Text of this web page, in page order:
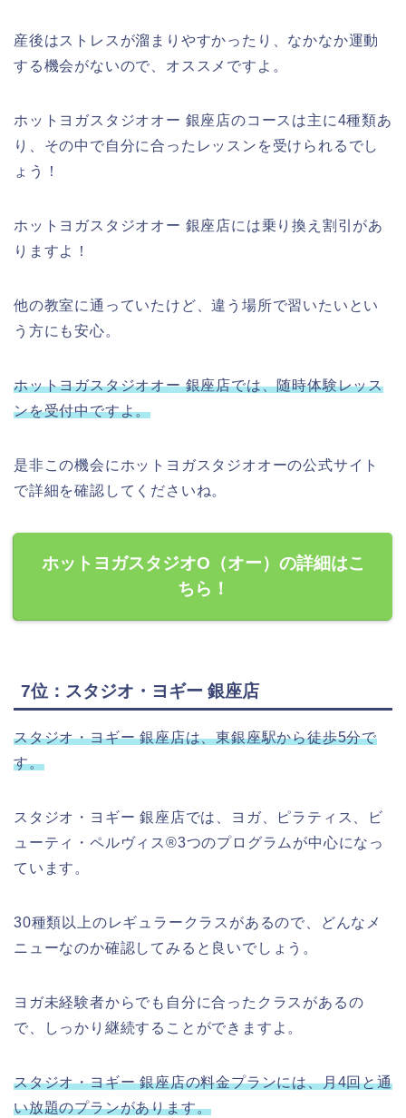
産後はストレスが溜まりやすかったり、なかなか運動
する機会がないので、オススメですよ。
ホットヨガスタジオオー 銀座店のコースは主に4種類あ
り、その中で自分に合ったレッスンを受けられるでし
ょう！
ホットヨガスタジオオー 銀座店には乗り換え割引があ
りますよ！
他の教室に通っていたけど、違う場所で習いたいとい
う方にも安心。
ホットヨガスタジオオー 銀座店では、随時体験レッス
ンを受付中ですよ。
是非この機会にホットヨガスタジオオーの公式サイト
で詳細を確認してくださいね。
ホットヨガスタジオO（オー）の詳細はこ
ちら！
7位：スタジオ・ヨギー 銀座店
スタジオ・ヨギー 銀座店は、東銀座駅から徒歩5分で
す。
スタジオ・ヨギー 銀座店では、ヨガ、ピラティス、ビ
ューティ・ペルヴィス®3つのプログラムが中心になっ
ています。
30種類以上のレギュラークラスがあるので、どんなメ
ニューなのか確認してみると良いでしょう。
ヨガ未経験者からでも自分に合ったクラスがあるの
で、しっかり継続することができますよ。
スタジオ・ヨギー 銀座店の料金プランには、月4回と通
い放題のプランがあります。